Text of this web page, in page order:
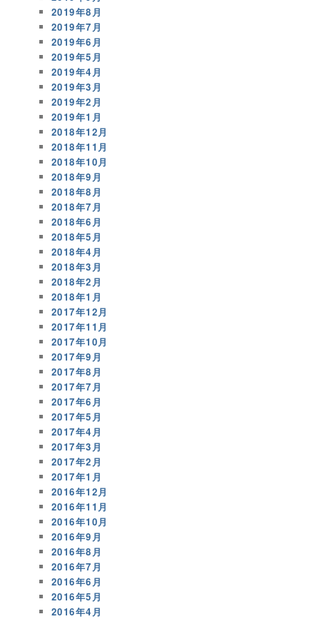
2019年8月
2019年7月
2019年6月
2019年5月
2019年4月
2019年3月
2019年2月
2019年1月
2018年12月
2018年11月
2018年10月
2018年9月
2018年8月
2018年7月
2018年6月
2018年5月
2018年4月
2018年3月
2018年2月
2018年1月
2017年12月
2017年11月
2017年10月
2017年9月
2017年8月
2017年7月
2017年6月
2017年5月
2017年4月
2017年3月
2017年2月
2017年1月
2016年12月
2016年11月
2016年10月
2016年9月
2016年8月
2016年7月
2016年6月
2016年5月
2016年4月